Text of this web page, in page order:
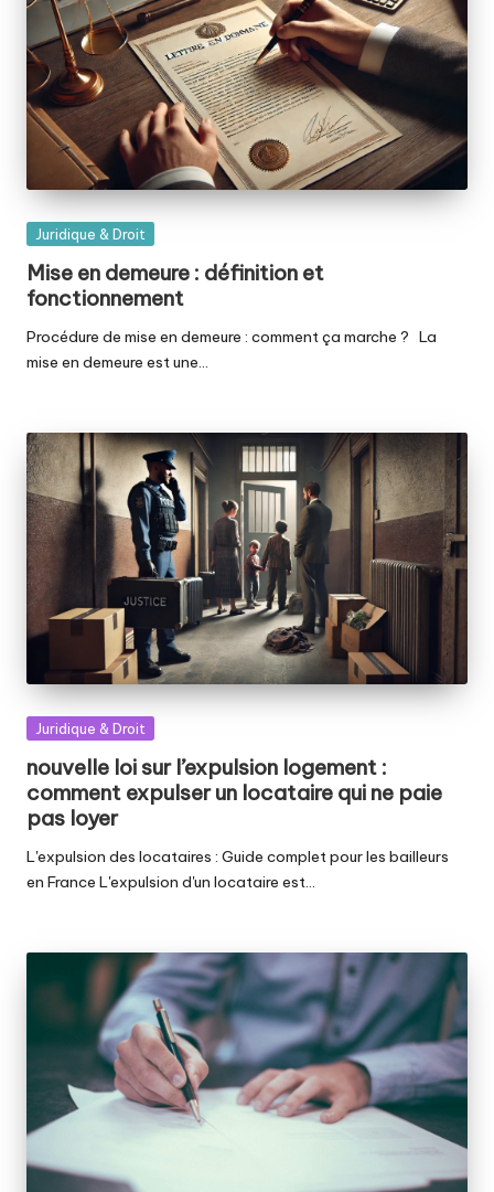
Posted
Juridique & Droit
Mise en demeure : définition et
fonctionnement
Procédure de mise en demeure : comment ça marche ? La
mise en demeure est une…
Posted
Juridique & Droit
nouvelle loi sur l’expulsion logement :
comment expulser un locataire qui ne paie
pas loyer
L'expulsion des locataires : Guide complet pour les bailleurs
en France L'expulsion d'un locataire est…